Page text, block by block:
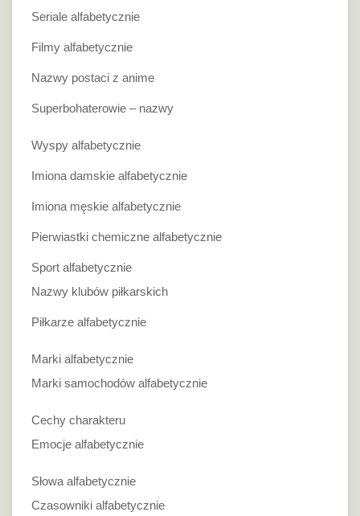
Seriale alfabetycznie
Filmy alfabetycznie
Nazwy postaci z anime
Superbohaterowie – nazwy
Wyspy alfabetycznie
Imiona damskie alfabetycznie
Imiona męskie alfabetycznie
Pierwiastki chemiczne alfabetycznie
Sport alfabetycznie
Nazwy klubów piłkarskich
Piłkarze alfabetycznie
Marki alfabetycznie
Marki samochodów alfabetycznie
Cechy charakteru
Emocje alfabetycznie
Słowa alfabetycznie
Czasowniki alfabetycznie